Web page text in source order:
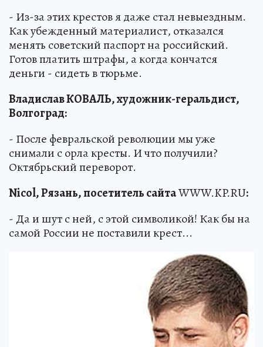
- Из-за этих крестов я даже стал невыездным.
Как убежденный материалист, отказался
менять советский паспорт на российский.
Готов платить штрафы, а когда кончатся
деньги - сидеть в тюрьме.
Владислав КОВАЛЬ, художник-геральдист,
Волгоград:
- После февральской революции мы уже
снимали с орла кресты. И что получили?
Октябрьский переворот.
Nicol, Рязань, посетитель сайтаWWW.KP.RU:
- Да и шут с ней, с этой символикой! Как бы на
самой России не поставили крест...